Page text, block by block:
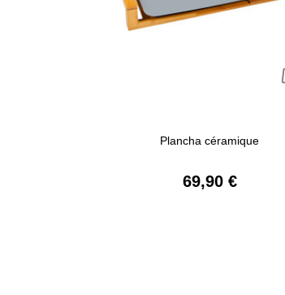
Plancha céramique
69,90 €